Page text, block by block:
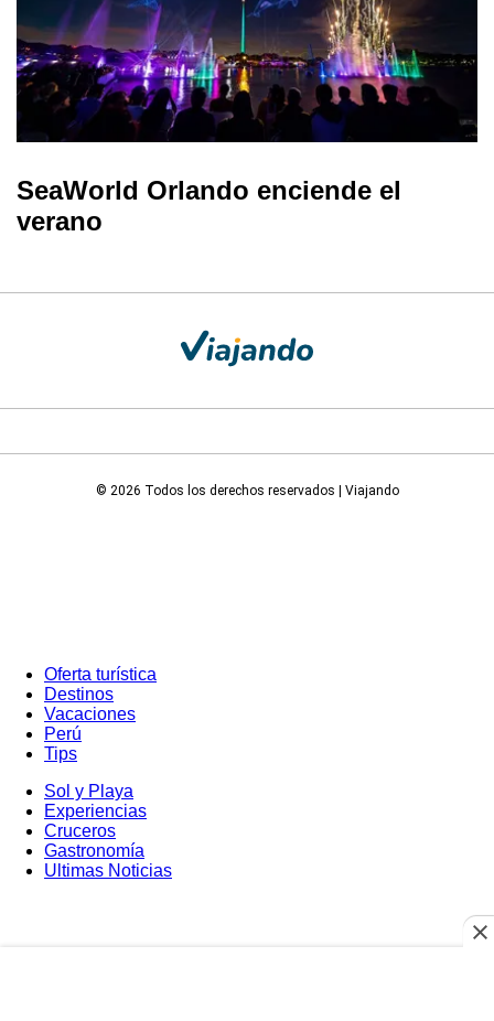
SeaWorld Orlando enciende el
verano
© 2026 Todos los derechos reservados | Viajando
Oferta turística
Destinos
Vacaciones
Perú
Tips
Sol y Playa
Experiencias
Cruceros
Gastronomía
Ultimas Noticias